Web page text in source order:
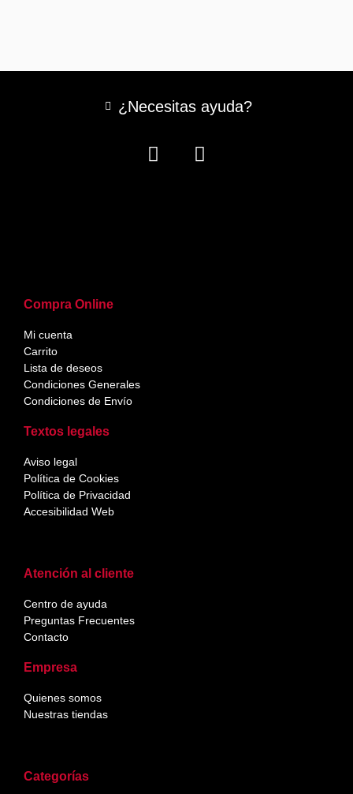
Categorías
Atención al cliente
Centro de ayuda
Preguntas Frecuentes
Contacto
Empresa
Quienes somos
Nuestras tiendas
Compra Online
Mi cuenta
Carrito
Lista de deseos
Condiciones Generales
Condiciones de Envío
Textos legales
Aviso legal
Política de Cookies
Política de Privacidad
Accesibilidad Web
¿Necesitas ayuda?